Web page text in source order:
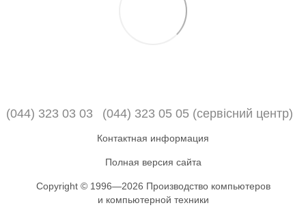
(044) 323 03 03 (044) 323 05 05 (сервісний центр)
Контактная информация
Полная версия сайта
Copyright © 1996—2026 Производство компьютеров
и компьютерной техники